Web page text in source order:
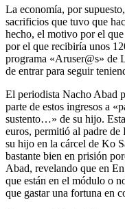
La economía, por
sacrificios que tuvo que
hecho, el motivo por el
por el que recibiría unos
programa «Aruser@s» de
de entrar para seguir
El periodista Nacho Abad
parte de estos ingresos a
sustento…» de su hijo.
euros, permitió al padre de
su hijo en la cárcel de Ko
bastante bien en prisión
Abad, revelando que en
que están en el módulo o
que gastar una fortuna en